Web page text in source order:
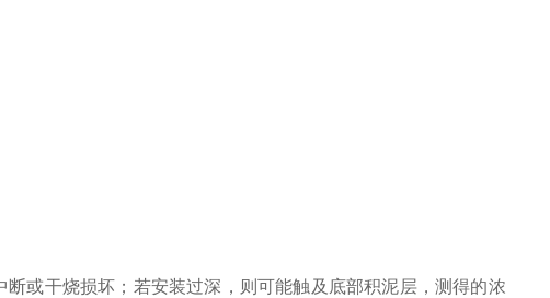
或干烧损坏；若安装过深，则可能触及底部积泥层，测得的浓